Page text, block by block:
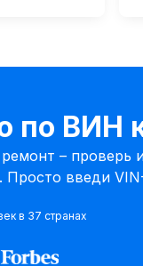
по ВИН
– проверь
Просто введи
в 37 странах